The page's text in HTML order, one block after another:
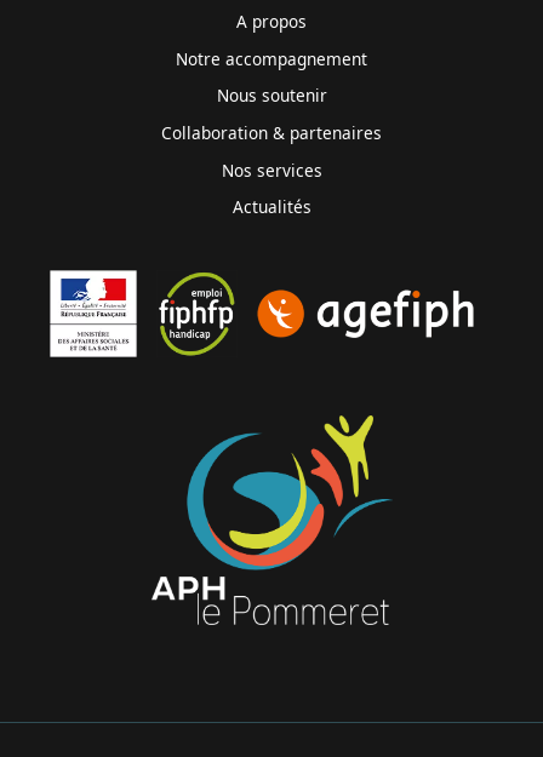
A propos
Notre accompagnement
Nous soutenir
Collaboration & partenaires
Nos services
Actualités